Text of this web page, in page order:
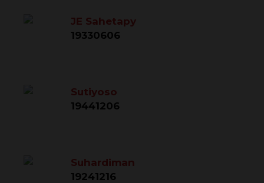
JE Sahetapy
19330606
Sutiyoso
19441206
Suhardiman
19241216